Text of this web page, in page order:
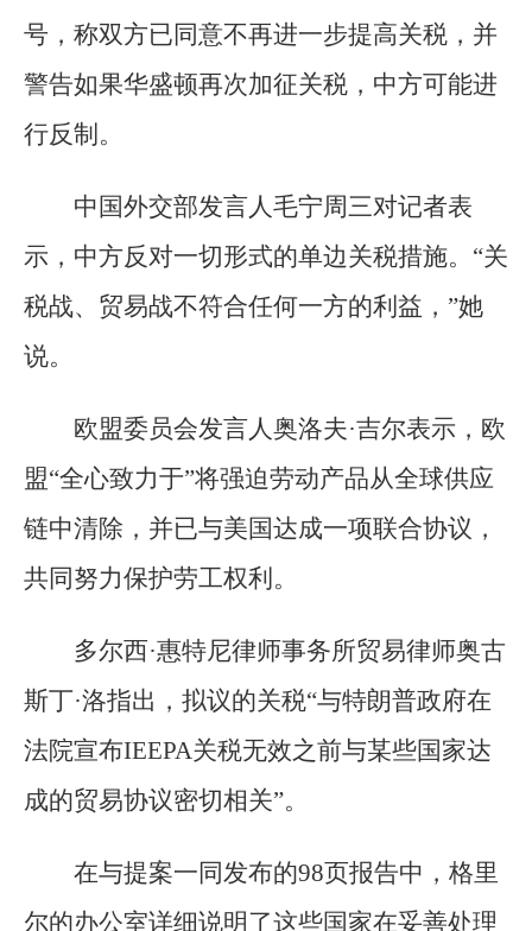
号，称双方已同意不再进一步提高关税，并
警告如果华盛顿再次加征关税，中方可能进
行反制。
中国外交部发言人毛宁周三对记者表
示，中方反对一切形式的单边关税措施。“关
税战、贸易战不符合任何一方的利益，”她
说。
欧盟委员会发言人奥洛夫·吉尔表示，欧
盟“全心致力于”将强迫劳动产品从全球供应
链中清除，并已与美国达成一项联合协议，
共同努力保护劳工权利。
多尔西·惠特尼律师事务所贸易律师奥古
斯丁·洛指出，拟议的关税“与特朗普政府在
法院宣布IEEPA关税无效之前与某些国家达
成的贸易协议密切相关”。
在与提案一同发布的98页报告中，格里
尔的办公室详细说明了这些国家在妥善处理